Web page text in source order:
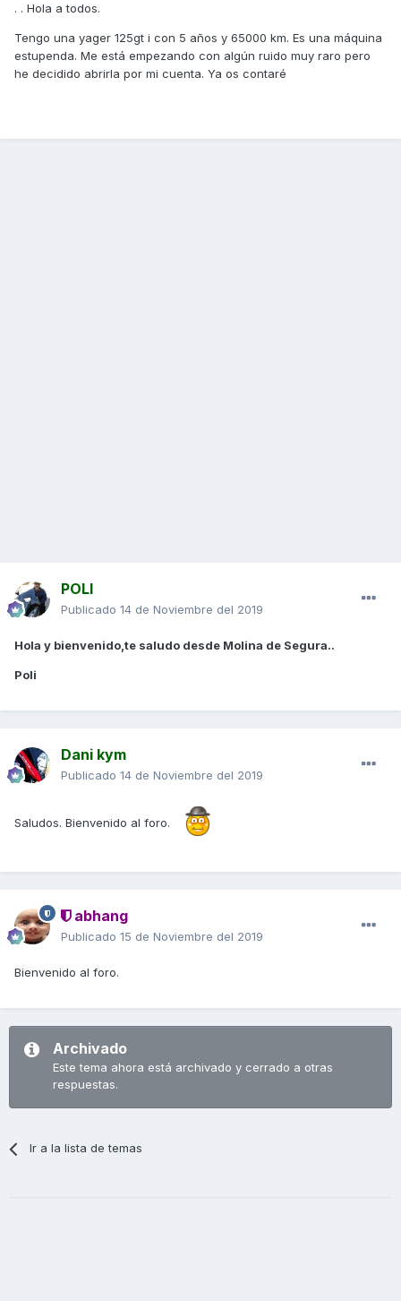
. . Hola a todos.
Tengo una yager 125gt i con 5 años y 65000 km. Es una máquina
estupenda. Me está empezando con algún ruido muy raro pero
he decidido abrirla por mi cuenta. Ya os contaré
POLI
Publicado 14 de Noviembre del 2019
Hola y bienvenido,te saludo desde Molina de Segura..
Poli
Dani kym
Publicado 14 de Noviembre del 2019
Saludos. Bienvenido al foro.
abhang
Publicado 15 de Noviembre del 2019
Bienvenido al foro.
Archivado
Este tema ahora está archivado y cerrado a otras
respuestas.
Ir a la lista de temas